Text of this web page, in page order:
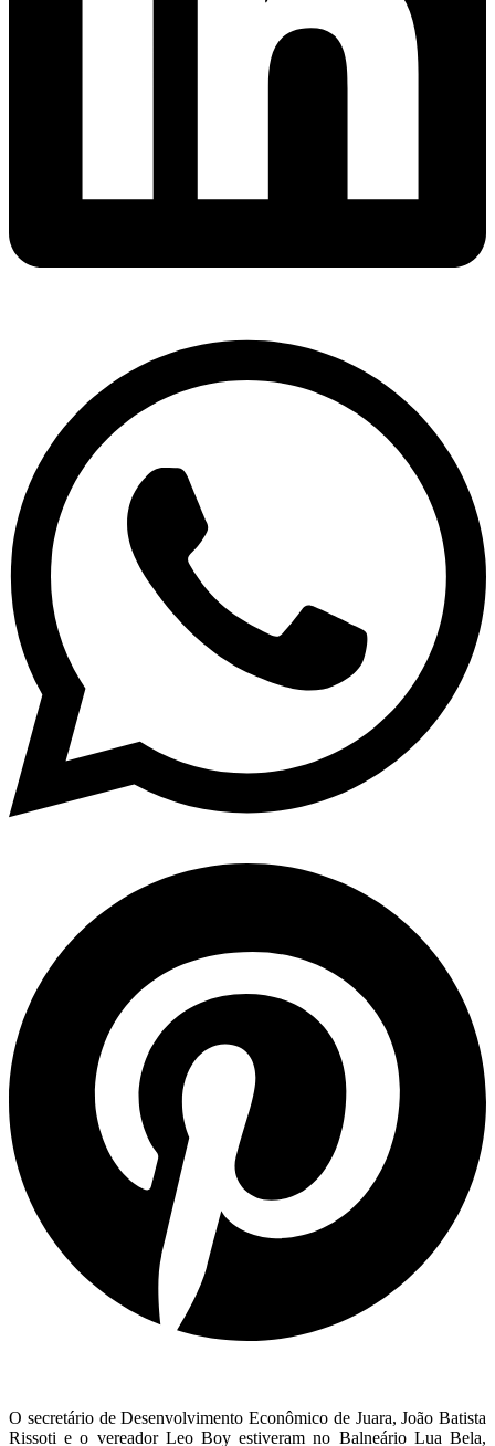
O secretário de Desenvolvimento Econômico de Juara, João Batista
Rissoti e o vereador Leo Boy estiveram no Balneário Lua Bela,